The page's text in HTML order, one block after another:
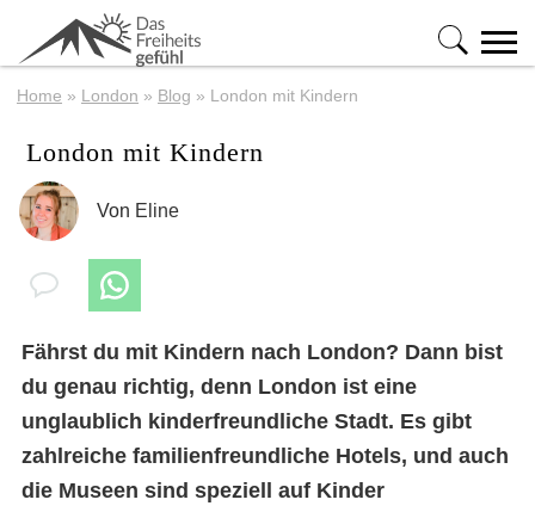
Home » London » Blog » London mit Kindern
London mit Kindern
Von Eline
Fährst du mit Kindern nach London? Dann bist
du genau richtig, denn London ist eine
unglaublich kinderfreundliche Stadt. Es gibt
zahlreiche familienfreundliche Hotels, und auch
die Museen sind speziell auf Kinder